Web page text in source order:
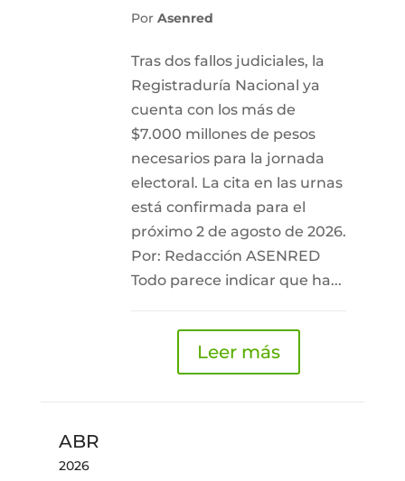
Por Asenred
Tras dos fallos judiciales, la
Registraduría Nacional ya
cuenta con los más de
$7.000 millones de pesos
necesarios para la jornada
electoral. La cita en las urnas
está confirmada para el
próximo 2 de agosto de 2026.
Por: Redacción ASENRED
Todo parece indicar que ha...
Leer más
ABR
2026